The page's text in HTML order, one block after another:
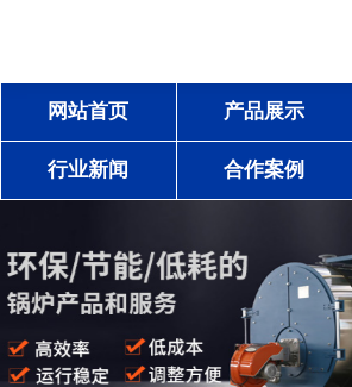
网站首页 产品展示
行业新闻 合作案例